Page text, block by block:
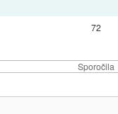
Sporočila
72